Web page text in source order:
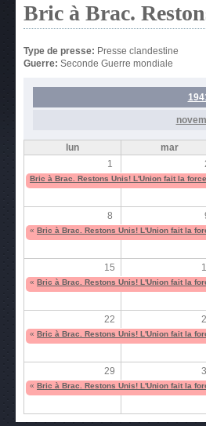
Bric à Brac.
Type de presse: Presse clandestine
Guerre: Seconde Guerre mondiale
lun mar
1
Bric à Brac. Restons Unis! L'Union fait la
8
« Bric à Brac. Restons Unis! L'Union fait la
15
« Bric à Brac. Restons Unis! L'Union fait la
22
« Bric à Brac. Restons Unis! L'Union fait la
29
« Bric à Brac. Restons Unis! L'Union fait la